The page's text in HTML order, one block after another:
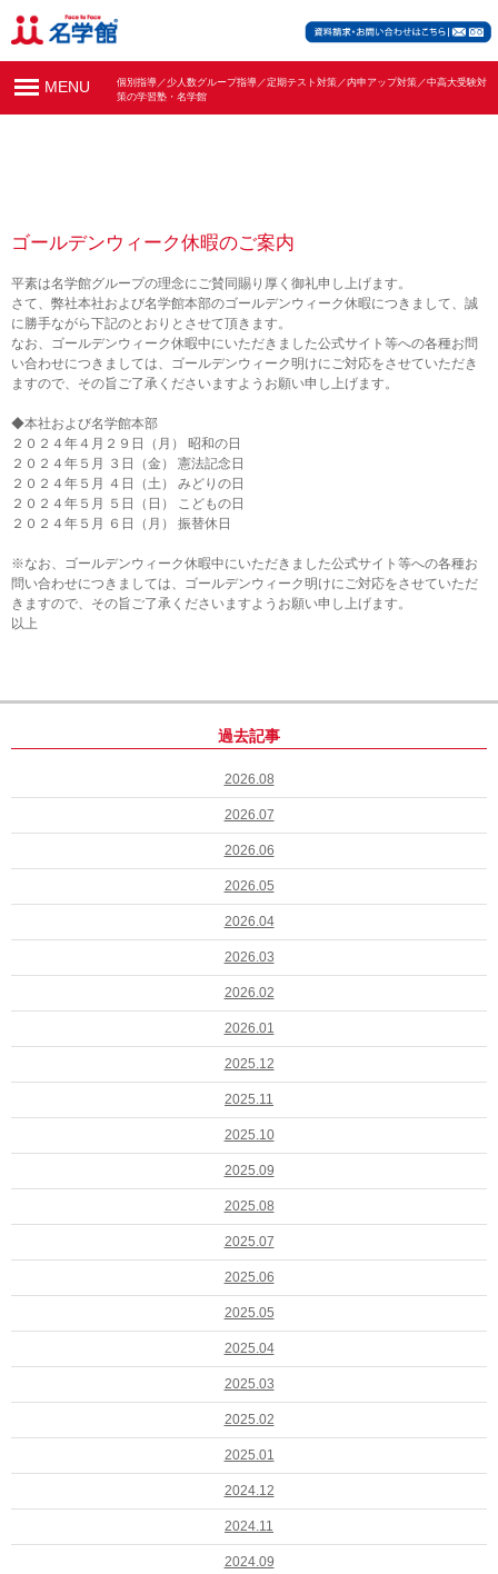
MENU
個別指導／少人数グループ指導／定期テスト対策／内申アップ対策／中高大受験対
策の学習塾・名学館
ゴールデンウィーク休暇のご案内
平素は名学館グループの理念にご賛同賜り厚く御礼申し上げます。
さて、弊社本社および名学館本部のゴールデンウィーク休暇につきまして、誠
に勝手ながら下記のとおりとさせて頂きます。
なお、ゴールデンウィーク休暇中にいただきました公式サイト等への各種お問
い合わせにつきましては、ゴールデンウィーク明けにご対応をさせていただき
ますので、その旨ご了承くださいますようお願い申し上げます。
◆本社および名学館本部
２０２４年４月２９日（月） 昭和の日
２０２４年５月 ３日（金） 憲法記念日
２０２４年５月 ４日（土） みどりの日
２０２４年５月 ５日（日） こどもの日
２０２４年５月 ６日（月） 振替休日
※なお、ゴールデンウィーク休暇中にいただきました公式サイト等への各種お
問い合わせにつきましては、ゴールデンウィーク明けにご対応をさせていただ
きますので、その旨ご了承くださいますようお願い申し上げます。
以上
過去記事
2026.08
2026.07
2026.06
2026.05
2026.04
2026.03
2026.02
2026.01
2025.12
2025.11
2025.10
2025.09
2025.08
2025.07
2025.06
2025.05
2025.04
2025.03
2025.02
2025.01
2024.12
2024.11
2024.09